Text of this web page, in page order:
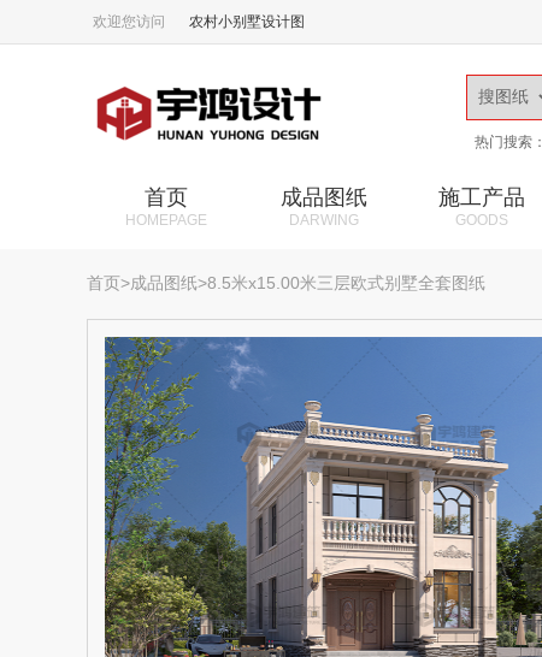
欢迎您访问 农村小别墅设计图
热门搜索：
首页
HOMEPAGE
成品图纸
DARWING
施工产品
GOODS
首页>成品图纸>8.5米x15.00米三层欧式别墅全套图纸